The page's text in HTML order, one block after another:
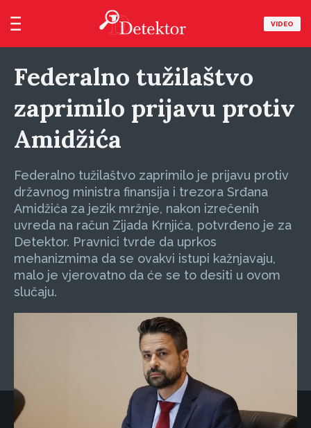
VIDEO
Federalno tužilaštvo
zaprimilo prijavu protiv
Amidžića
Federalno tužilaštvo zaprimilo je prijavu protiv
državnog ministra finansija i trezora Srđana
Amidžića za jezik mržnje, nakon izrečenih
uvreda na račun Zijada Krnjića, potvrđeno je za
Detektor. Pravnici tvrde da uprkos
mehanizmima da se ovakvi istupi kažnjavaju,
malo je vjerovatno da će se to desiti u ovom
slučaju.